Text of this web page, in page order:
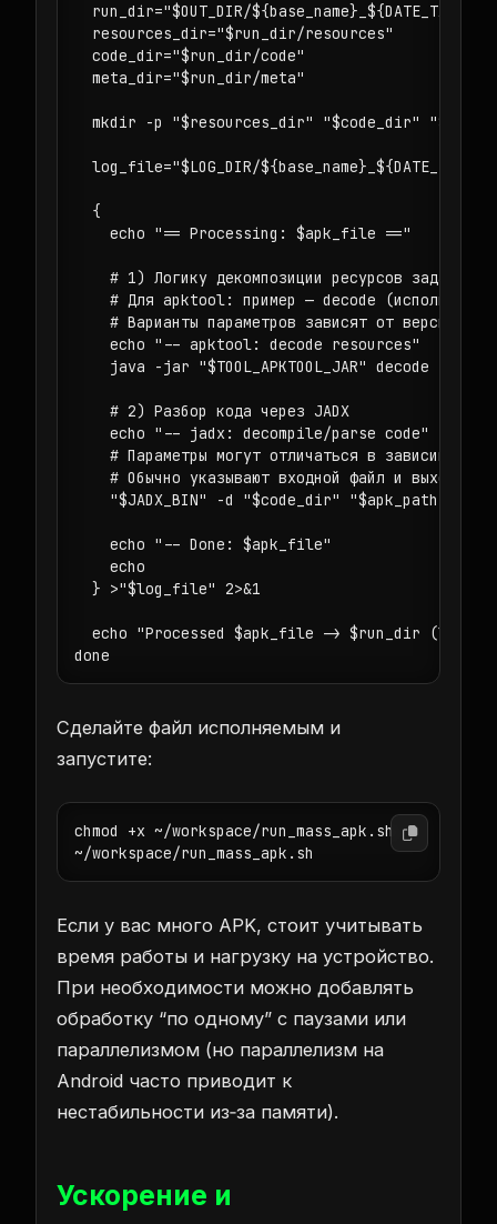
  run_dir="$OUT_DIR/${base_name}_${DATE_TAG}"
  resources_dir="$run_dir/resources"
  code_dir="$run_dir/code"
  meta_dir="$run_dir/meta"
mkdir -p "$resources_dir" "$code_dir"
log_file="$LOG_DIR/
  {
    echo "== Processing: $apk_file =="
# 1) Логику декомпозиции ресурсов задаём
# Для apktool: пример — decode
# Варианты параметров зависят от версии
    echo "-- apktool: decode resources"
java -jar "$TOOL_APKTOOL_JAR" decode -f
    # 2) Разбор кода через JADX
    echo "-- jadx: decompile/parse code"
# Параметры могут отличаться в зависимости
# Обычно указывают входной файл и выходную
    "$JADX_BIN" -d "$code_dir" "$apk_path"
    echo "-- Done: $apk_file"
    echo
  } >"$log_file" 2>&1
echo "Processed $apk_file -> $run_dir (log:
done
Сделайте файл исполняемым и
запустите:
chmod +x ~/workspace/run_mass_apk.sh
~/workspace/run_mass_apk.sh
Если у вас много APK, стоит учитывать
время работы и нагрузку на устройство.
При необходимости можно добавлять
обработку “по одному” с паузами или
параллелизмом (но параллелизм на
Android часто приводит к
нестабильности из‑за памяти).
Ускорение и